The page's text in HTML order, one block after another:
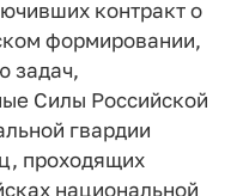
контракт о
формировании,
задач,
Силы Российской
гвардии
проходящих
национальной